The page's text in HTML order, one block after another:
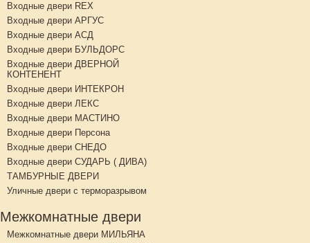
Входные двери REX
Входные двери АРГУС
Входные двери АСД
Входные двери БУЛЬДОРС
Входные двери ДВЕРНОЙ
КОНТЕНЕНТ
Входные двери ИНТЕКРОН
Входные двери ЛЕКС
Входные двери МАСТИНО
Входные двери Персона
Входные двери СНЕДО
Входные двери СУДАРЬ ( ДИВА)
ТАМБУРНЫЕ ДВЕРИ
Уличные двери с терморазрывом
Межкомнатные двери
Межкомнатные двери МИЛЬЯНА